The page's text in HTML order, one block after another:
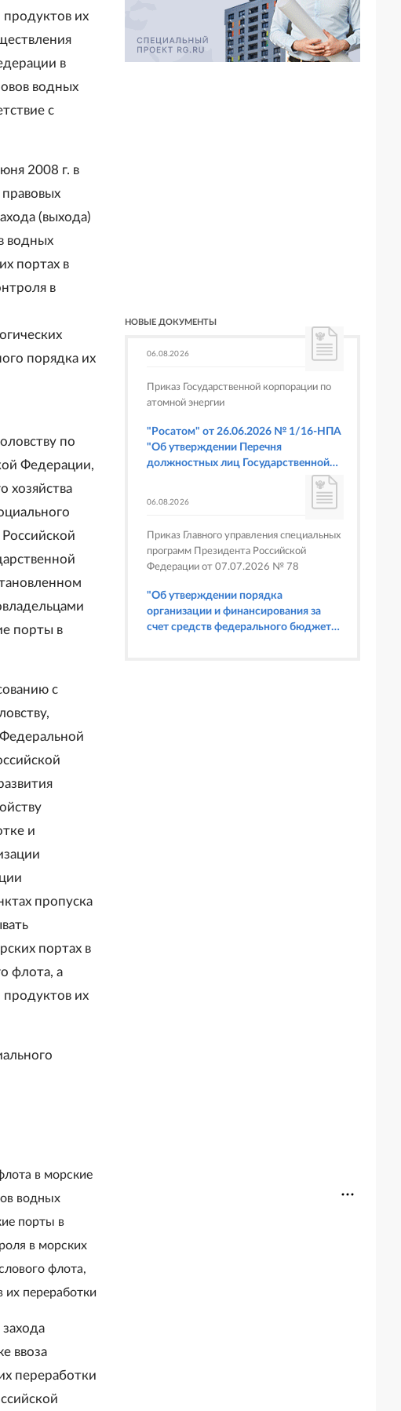
продуктов их
в
водных
с
2008 г. в
(выхода)
водных
портах в
в
порядка их
по
Федерации,
хозяйства
порты в
с
и
пропуска
портах в
флота, а
продуктов их
в морские
водных
порты в
в морских
флота,
их переработки
ввоза
переработки
НОВЫЕ ДОКУМЕНТЫ
06.08.2026
Приказ Государственной корпорации по
атомной энергии
"Росатом" от 26.06.2026 № 1/16-НПА
"Об утверждении Перечня
должностных лиц Государственной
корпорации по атомной энергии
предусмотренных статьями 6.3, 8.1,
9.4, 9.5 и 9.5.1, частью 3 статьи 9.16,
статьей 14.44, частью 1 статьи 19.4,
статьей 19.4.1, частями 6 и 15 статьи
19.5, статьями 19.6 и 19.7, частью 1
статьи 19.26, статьей 19.33, частями 1,
2, 2.1, 6 и 6.1 статьи 20.4 Кодекса
06.08.2026
Приказ Главного управления специальных
программ Президента Российской
Федерации от 07.07.2026 № 78
"Об утверждении порядка
организации и финансирования за
счет средств федерального бюджета